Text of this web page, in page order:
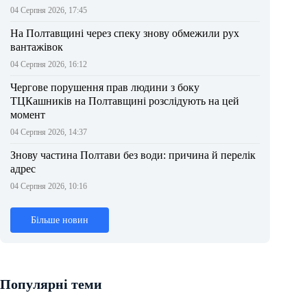
04 Серпня 2026, 17:45
На Полтавщині через спеку знову обмежили рух
вантажівок
04 Серпня 2026, 16:12
Чергове порушення прав людини з боку
ТЦКашників на Полтавщині розслідують на цей
момент
04 Серпня 2026, 14:37
Знову частина Полтави без води: причина й перелік
адрес
04 Серпня 2026, 10:16
Більше новин
Популярні теми